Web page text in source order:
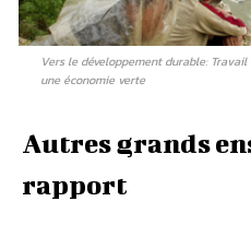
Vers le développement durable:
une économie verte
Autres grands
rapport